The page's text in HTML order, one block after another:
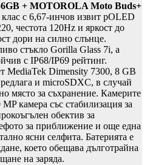
+ MOTOROLA Moto Buds+
с 6,67-инчов извит pOLED
честота 120Hz и яркост до
дори на силно слънце.
стъкло Gorilla Glass 7i, а
с IP68/IP69 рейтинг.
MediaTek Dimensity 7300, 8 GB
и microSDXC, в случай
място за съхранение. Камерите
камера със стабилизация за
обектив за
за приближение и още една
ясни селфита. Батерията е
което обещава дълготрайна
на заряда.